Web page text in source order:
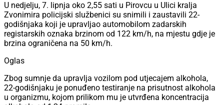
U nedjelju, 7. lipnja oko 2,55 sati u Pirovcu u Ulici kralja
Zvonimira policijski službenici su snimili i zaustavili 22-
godišnjaka koji je upravljao automobilom zadarskih
registarskih oznaka brzinom od 122 km/h, na mjestu gdje je
brzina ograničena na 50 km/h.
Oglas
Zbog sumnje da upravlja vozilom pod utjecajem alkohola,
22-godišnjaku je ponuđeno testiranje na prisutnost alkohola
u organizmu, kojom prilikom mu je utvrđena koncentracija